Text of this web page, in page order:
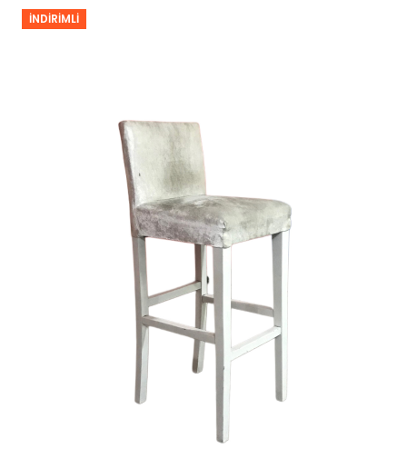
İNDIRIMLI